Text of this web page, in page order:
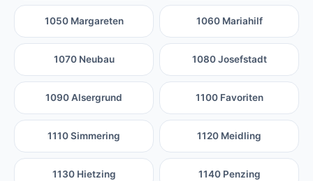
1050 Margareten 1060 Mariahilf
1070 Neubau 1080 Josefstadt
1090 Alsergrund 1100 Favoriten
1110 Simmering 1120 Meidling
1130 Hietzing 1140 Penzing